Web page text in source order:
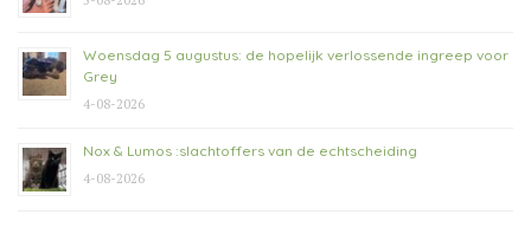
Woensdag 5 augustus: de hopelijk verlossende ingreep voor
Grey
4-08-2026
Nox & Lumos :slachtoffers van de echtscheiding
4-08-2026